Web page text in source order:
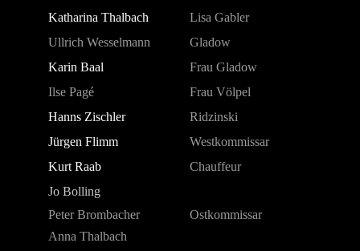
Katharina Thalbach
Lisa Gabler
Ullrich Wesselmann
Gladow
Karin Baal
Frau Gladow
Ilse Pagé
Frau Völpel
Hanns Zischler
Ridzinski
Jürgen Flimm
Westkommissar
Kurt Raab
Chauffeur
Jo Bolling
Peter Brombacher
Ostkommissar
Anna Thalbach